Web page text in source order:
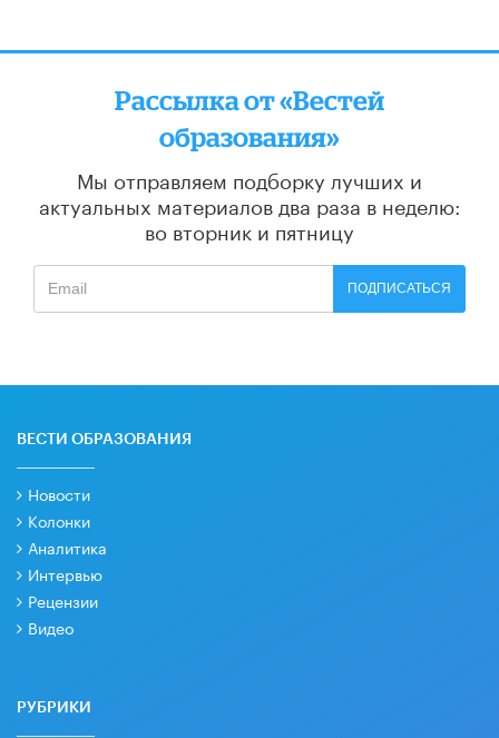
Рассылка от «Вестей
образования»
Мы отправляем подборку лучших и
актуальных материалов два раза в неделю:
во вторник и пятницу
ПОДПИСАТЬСЯ
ВЕСТИ ОБРАЗОВАНИЯ
Новости
Колонки
Аналитика
Интервью
Рецензии
Видео
РУБРИКИ